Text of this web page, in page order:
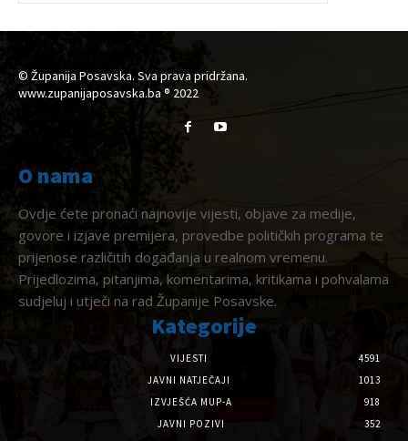
© Županija Posavska. Sva prava pridržana.
www.zupanijaposavska.ba ® 2022
O nama
Ovdje ćete pronaći najnovije vijesti, objave za medije,
govore i izjave premijera, provedbe političkih programa te
prijenose različitih događanja u realnom vremenu.
Prijedlozima, pitanjima, komentarima, kritikama i pohvalama
sudjeluj i utječi na rad Županije Posavske.
Kategorije
VIJESTI
4591
JAVNI NATJEČAJI
1013
IZVJEŠĆA MUP-A
918
JAVNI POZIVI
352